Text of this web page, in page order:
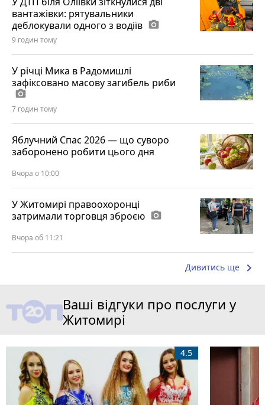
вантажівки: рятувальники
деблокували одного з водіїв photo_camera
9 годин тому
У річці Мика в Радомишлі
зафіксовано масову загибель риби
photo_camera
7 годин тому
Яблучний Спас 2026 — що суворо
заборонено робити цього дня
Вчора о 10:00
У Житомирі правоохоронці
затримали торговця зброєю photo_camera
Вчора об 11:21
Дивитись ще keyboard_arrow_right
Ваші відгуки про послуги у
Житомирі
4.5